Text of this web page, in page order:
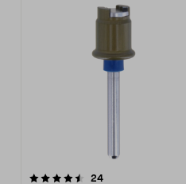
24arvostelut
4.5viidestä